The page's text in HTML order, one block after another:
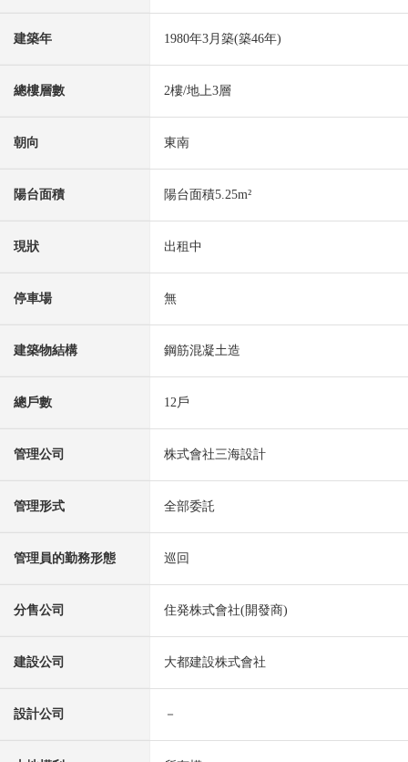
建築年 1980年3月築(築46年)
總樓層數 2樓/地上3層
朝向 東南
陽台面積 陽台面積5.25m²
現狀 出租中
停車場 無
建築物結構 鋼筋混凝土造
總戶數 12戶
管理公司 株式會社三海設計
管理形式 全部委託
管理員的勤務形態 巡回
分售公司 住発株式會社(開發商)
建設公司 大都建設株式會社
設計公司 －